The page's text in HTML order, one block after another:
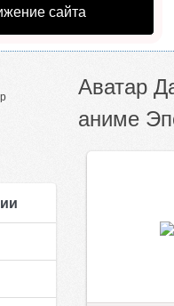
сайта
Аватар
аниме